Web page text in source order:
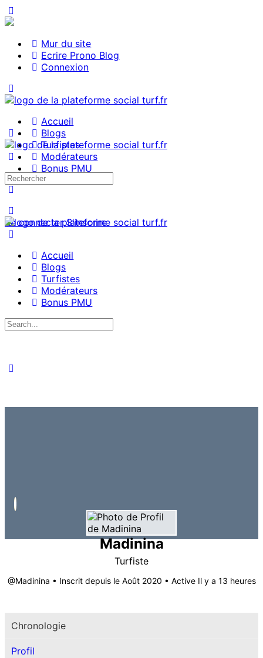
Mur du site
Ecrire Prono Blog
Connexion
Accueil
Blogs
Turfistes
Modérateurs
Bonus PMU
Se connecter S'inscrire
Accueil
Blogs
Turfistes
Modérateurs
Bonus PMU
Madinina
Turfiste
@Madinina • Inscrit depuis le Août 2020 • Active Il y a 13 heures
Chronologie
Profil